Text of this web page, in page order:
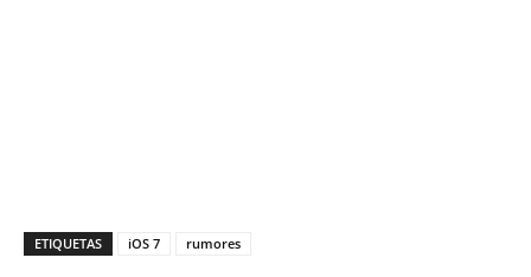
ETIQUETAS iOS 7 rumores